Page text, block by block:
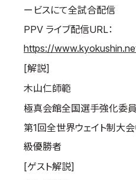
入門の
青少
一般
取材
ービスにて全試合配信
PPV ライブ配信URL：
https://
[解説]
木山仁師範
極真会館全国選手強化委
第1回全世界ウェイト制大
級優勝者
[ゲスト解説]